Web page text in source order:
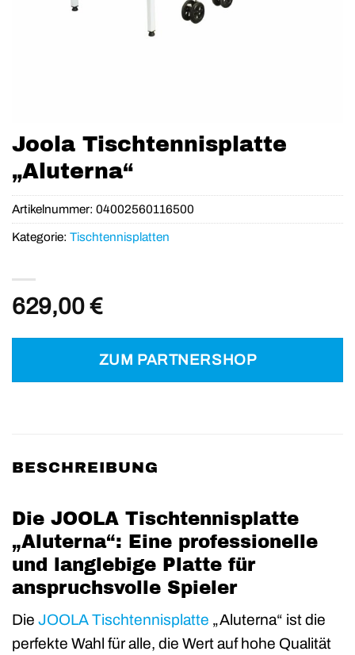
Joola Tischtennisplatte
„Aluterna“
629,00€
ZUM PARTNERSHOP
Artikelnummer: 04002560116500
Kategorie: Tischtennisplatten
BESCHREIBUNG
Die JOOLA Tischtennisplatte
„Aluterna“: Eine professionelle
und langlebige Platte für
anspruchsvolle Spieler
Die JOOLATischtennisplatte „Aluterna“ ist die
perfekte Wahl für alle, die Wert auf hohe Qualität